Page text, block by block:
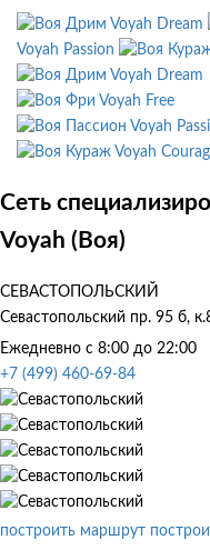
Voyah Dream
Voyah Passion
Voyah Dream
Voyah Free
Voyah
Voyah
Сеть
Voyah (Воя)
СЕВАСТОПОЛЬСКИЙ
Севастопольский пр. 95 б,
Ежедневно с 8:00 до 22:00
+7 (499) 460-69-84
построить маршрут